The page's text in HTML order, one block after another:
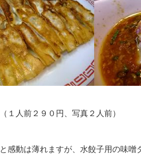
１人前２９０円、写真２人前）
感動は薄れますが、水餃子用の味噌